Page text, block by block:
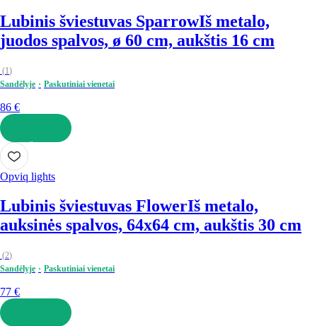
Lubinis šviestuvas SparrowIš metalo,
juodos spalvos, ø 60 cm, aukštis 16 cm
(1)
Sandėlyje
Paskutiniai vienetai
86 €
Į KREPŠELĮ
Opviq lights
Lubinis šviestuvas FlowerIš metalo,
auksinės spalvos, 64x64 cm, aukštis 30 cm
(2)
Sandėlyje
Paskutiniai vienetai
77 €